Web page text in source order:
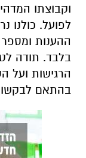
וקבוצתו
לפועל. כולנו
ההענות
בלבד. תודה
הרגישות ועל
בהתאם